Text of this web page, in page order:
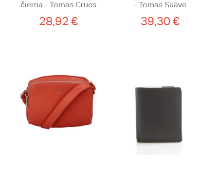
čierna - Tomas Crues
28,92 €
- Tomas Suave
39,30 €